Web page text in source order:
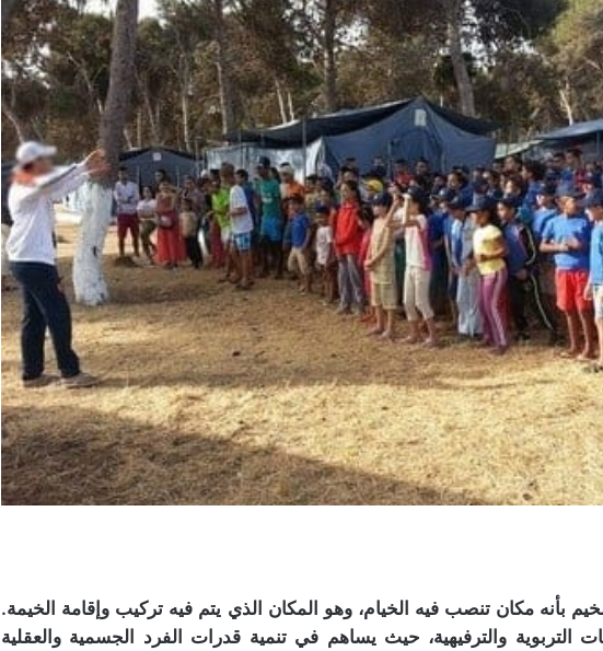
بأنه مكان تنصب فيه الخيام، وهو المكان الذي يتم فيه تركيب وإقامة الخيمة.
التربوية والترفيهية، حيث يساهم في تنمية قدرات الفرد الجسمية والعقلية